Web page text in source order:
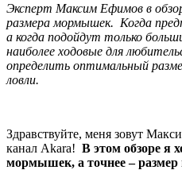
Эксперт Максим Ефимов в
размера мормышек. Когда
а когда подойдут только
наиболее ходовые для
определить оптимальный
ловли.
Здравствуйте, меня зовут
канал Akara! В этом обзоре я
мормышек, а точнее –